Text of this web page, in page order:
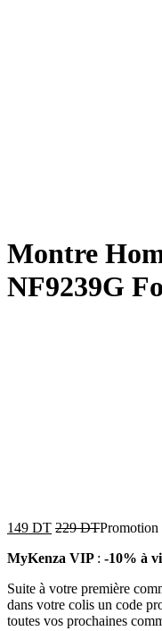
Montre
NF9239G
149 DT 229DTPromotion
MyKenza VIP : -10% à
Suite à votre première
dans votre colis un code
toutes vos prochaines